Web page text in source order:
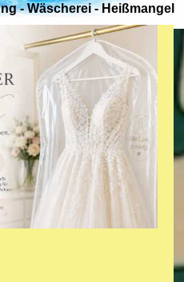
- Wäscherei - Heißmangel